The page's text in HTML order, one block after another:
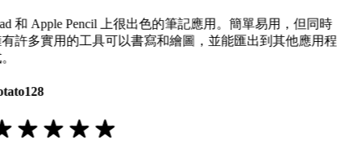
和 Apple Pencil 上很出色的筆記應用。簡單易用，但同時
許多實用的工具可以書寫和繪圖，並能匯出到其他應用程